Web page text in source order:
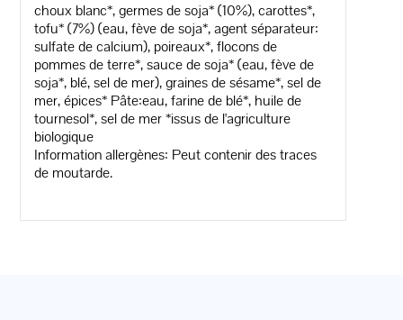
choux blanc*, germes de soja* (10%), carottes*,
tofu* (7%) (eau, fève de soja*, agent séparateur:
sulfate de calcium), poireaux*, flocons de
pommes de terre*, sauce de soja* (eau, fève de
soja*, blé, sel de mer), graines de sésame*, sel de
mer, épices* Pâte:eau, farine de blé*, huile de
tournesol*, sel de mer *issus de l'agriculture
biologique
Information allergènes: Peut contenir des traces
de moutarde.